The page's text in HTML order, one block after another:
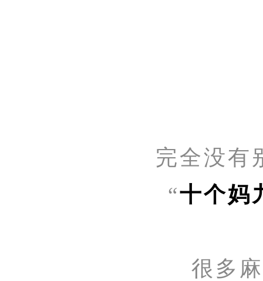
完全没有
“十个妈
很多